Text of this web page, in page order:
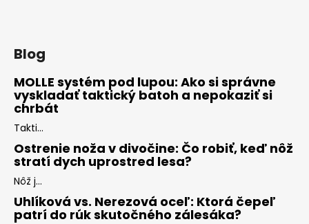
Blog
MOLLE systém pod lupou: Ako si správne
vyskladať taktický batoh a nepokaziť si
chrbát
Takti...
Ostrenie noža v divočine: Čo robiť, keď nôž
stratí dych uprostred lesa?
Nôž j...
Uhlíková vs. Nerezová oceľ: Ktorá čepeľ
patrí do rúk skutočného zálesáka?